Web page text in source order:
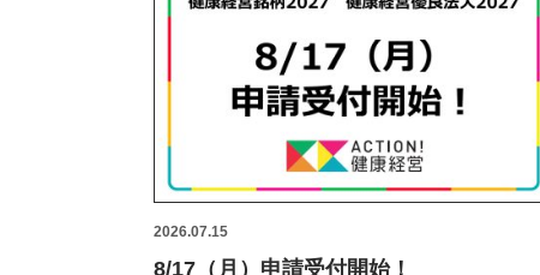
2026.07.15
8/17（月）申請受付開始！